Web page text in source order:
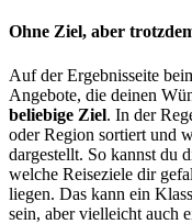
Ohne Ziel, aber
Auf der Ergebnisseite
Angebote, die deinen
beliebige Ziel. In der
oder Region sortiert und
dargestellt. So kannst du
welche Reiseziele dir
liegen. Das kann ein
sein, aber vielleicht auch